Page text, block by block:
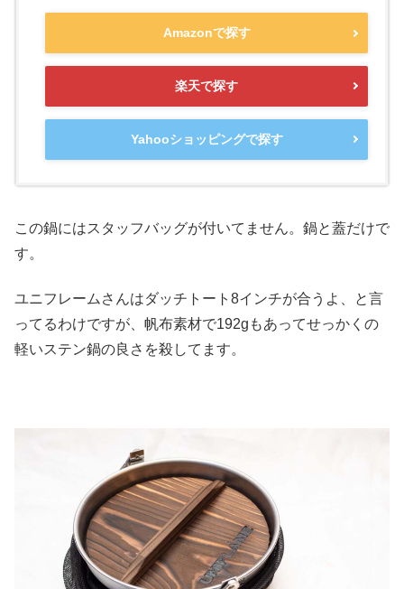
Amazonで探す
楽天で探す
Yahooショッピングで探す
この鍋にはスタッフバッグが付いてません。鍋と蓋だけで
す。
ユニフレームさんはダッチトート8インチが合うよ、と言
ってるわけですが、帆布素材で192gもあってせっかくの
軽いステン鍋の良さを殺してます。